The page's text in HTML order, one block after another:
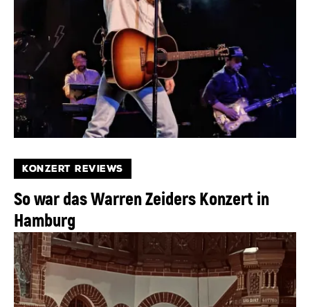
KONZERT REVIEWS
So war das Warren Zeiders Konzert in
Hamburg